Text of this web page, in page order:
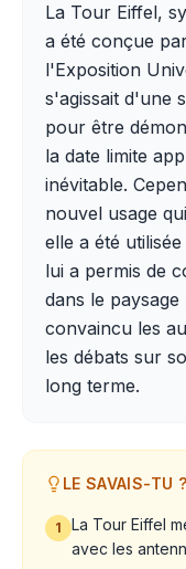
La Tour Eiffel,
a été conçue
l'Exposition
s'agissait d'une
pour être
la date limite
inévitable.
nouvel usage
elle a été
lui a permis de
dans le paysage
convaincu les
les débats sur
long terme.
LE SAVAIS-TU ?
1
La Tour Eiffel
avec les